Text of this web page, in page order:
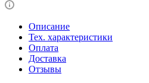
Описание
Тех. характеристики
Оплата
Доставка
Отзывы